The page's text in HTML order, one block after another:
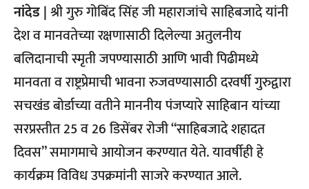
नांदेड |श्री गुरु गोबिंद सिंह जी महाराजांचे साहिबजादे यांनी
देश व मानवतेच्या रक्षणासाठी दिलेल्या अतुलनीय
बलिदानाची स्मृती जपण्यासाठी आणि भावी पिढीमध्ये
मानवता व राष्ट्रप्रेमाची भावना रुजवण्यासाठी दरवर्षी गुरुद्वारा
सचखंड बोर्डाच्या वतीने माननीय पंजप्यारे साहिबान यांच्या
सरप्रस्तीत 25 व 26 डिसेंबर रोजी “साहिबजादे शहादत
दिवस” समागमाचे आयोजन करण्यात येते. यावर्षीही हे
कार्यक्रम विविध उपक्रमांनी साजरे करण्यात आले.